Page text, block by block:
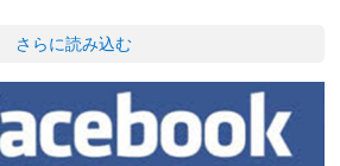
さらに読み込む